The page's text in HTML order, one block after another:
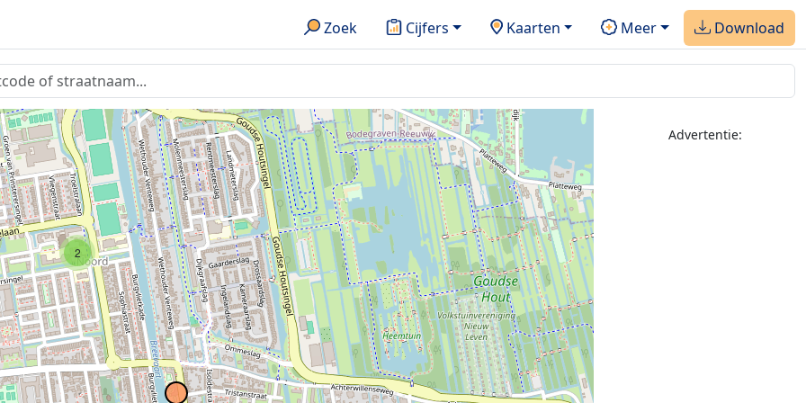
Zoek Cijfers Kaarten Meer Download
2
7
Advertentie: